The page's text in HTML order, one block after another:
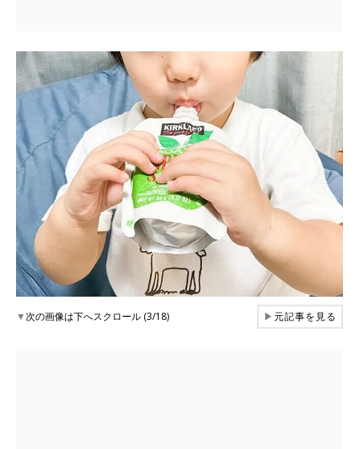
▼次の画像は下へスクロール (3/18) ▶元記事を見る